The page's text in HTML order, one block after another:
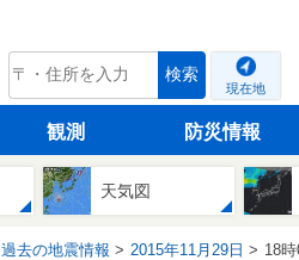
tenki.jp 検索
現在地
観測 防災情報
天気図
過去の地震情報 2015年11月29日 18